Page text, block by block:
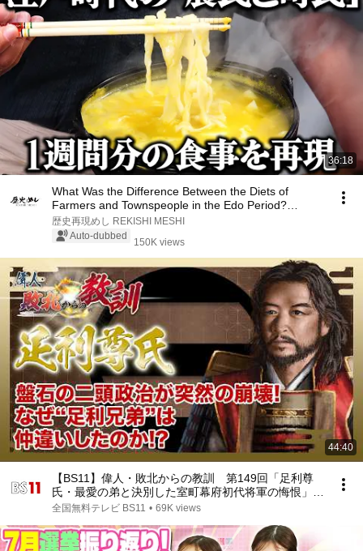
36:18
What Was the Difference Between the Diets of
Farmers and Townspeople in the Edo Period?
Recreatin...
歴史再現めし REKISHI MESHI
Auto-dubbed
150K views
44:40
【BS11】偉人・敗北からの教訓 第149回「足利尊
氏・最愛の弟と決別した室町幕府初代将軍の悔恨」
2026年7月18日放送分見逃し配信
全国無料テレビ BS11 • 69K views